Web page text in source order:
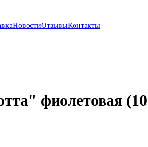
НовостиОтзывыКонтакты
фиолетовая